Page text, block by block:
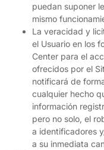
puedan suponer
mismo
La veracidad y
el Usuario en los
Center para el
ofrecidos por el
notificará de
cualquier hecho
información
pero no solo, el
a identificadores
a su inmediata